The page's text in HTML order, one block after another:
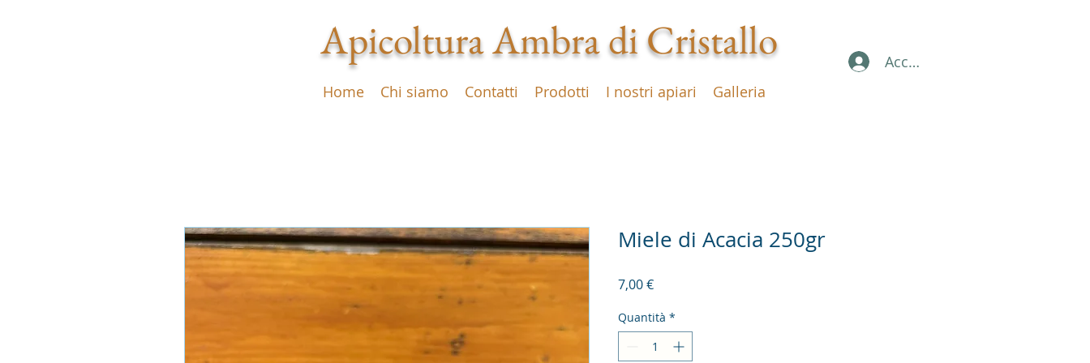
Apicoltura Ambra di Cristallo
Home Chi siamo Contatti Prodotti I nostri apiari Galleria
Accedi
Miele di Acacia 250gr
7,00 €Prezzo
Quantità *